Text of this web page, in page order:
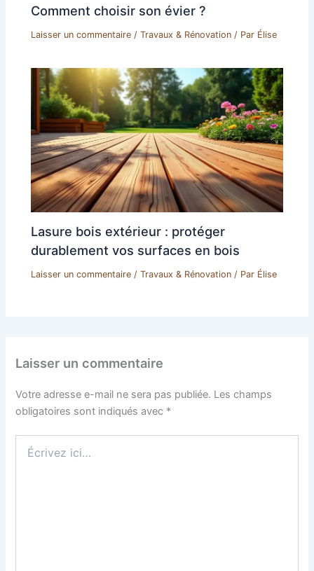
Comment choisir son évier ?
Laisser un commentaire /Travaux & Rénovation / Par Élise
Lasure bois extérieur : protéger
durablement vos surfaces en bois
Laisser un commentaire /Travaux & Rénovation / Par Élise
Laisser un commentaire
Votre adresse e-mail ne sera pas publiée. Les champs
obligatoires sont indiqués avec *
ici…